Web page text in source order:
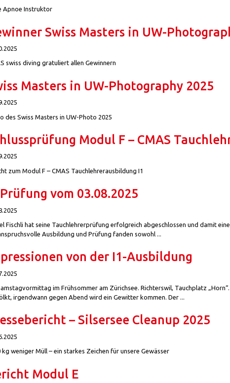
Apnoe Instruktor
Swiss Masters in UW-
swiss diving gratuliert allen Gewinnern
Masters in UW-Photography 2025
des Swiss Masters in UW-Photo 2025
Modul F – CMAS
zum Modul F – CMAS Tauchlehrerausbildung I1
vom 03.08.2025
Fischli hat seine Tauchlehrerprüfung erfolgreich abgeschlossen und damit
Ausbildung und Prüfung fanden sowohl ...
von der I1-Ausbildung
im Frühsommer am Zürichsee. Richterswil, Tauchplatz
irgendwann gegen Abend wird ein Gewitter kommen. Der ...
– Silsersee Cleanup 2025
kg weniger Müll – ein starkes Zeichen für unsere Gewässer
Modul E